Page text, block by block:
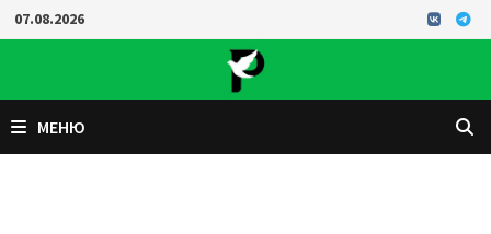
Перейти
к
07.08.2026
МЕНЮ